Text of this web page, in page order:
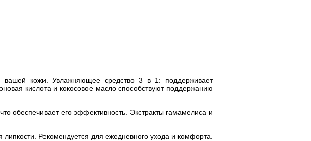
кожи. Увлажняющее средство 3 в 1: поддерживает
кислота и кокосовое масло способствуют поддержанию
обеспечивает его эффективность. Экстракты гамамелиса и
Рекомендуется для ежедневного ухода и комфорта.